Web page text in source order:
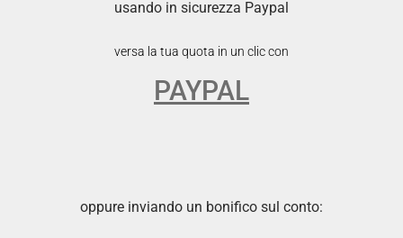
usando in sicurezza Paypal
versa la tua quota in un clic con
PAYPAL
oppure inviando un bonifico sul conto: